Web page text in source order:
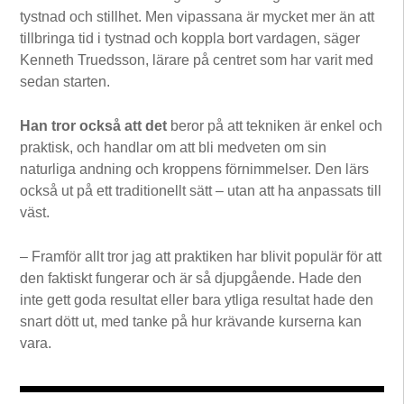
tystnad och stillhet. Men vipassana är mycket mer än att
tillbringa tid i tystnad och koppla bort vardagen, säger
Kenneth Truedsson, lärare på centret som har varit med
sedan starten.
Han tror också att det beror på att tekniken är enkel och
praktisk, och handlar om att bli medveten om sin
naturliga andning och kroppens förnimmelser. Den lärs
också ut på ett traditionellt sätt – utan att ha anpassats till
väst.
– Framför allt tror jag att praktiken har blivit populär för att
den faktiskt fungerar och är så djupgående. Hade den
inte gett goda resultat eller bara ytliga resultat hade den
snart dött ut, med tanke på hur krävande kurserna kan
vara.